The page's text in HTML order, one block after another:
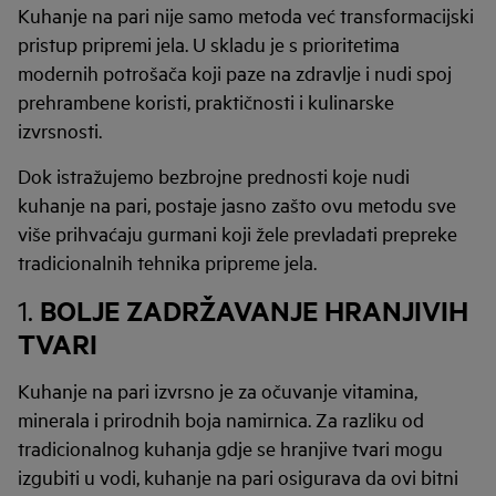
Kuhanje na pari nije samo metoda već transformacijski
pristup pripremi jela. U skladu je s prioritetima
modernih potrošača koji paze na zdravlje i nudi spoj
prehrambene koristi, praktičnosti i kulinarske
izvrsnosti.
Dok istražujemo bezbrojne prednosti koje nudi
kuhanje na pari, postaje jasno zašto ovu metodu sve
više prihvaćaju gurmani koji žele prevladati prepreke
tradicionalnih tehnika pripreme jela.
1. BOLJE ZADRŽAVANJE HRANJIVIH
TVARI
Kuhanje na pari izvrsno je za očuvanje vitamina,
minerala i prirodnih boja namirnica. Za razliku od
tradicionalnog kuhanja gdje se hranjive tvari mogu
izgubiti u vodi, kuhanje na pari osigurava da ovi bitni